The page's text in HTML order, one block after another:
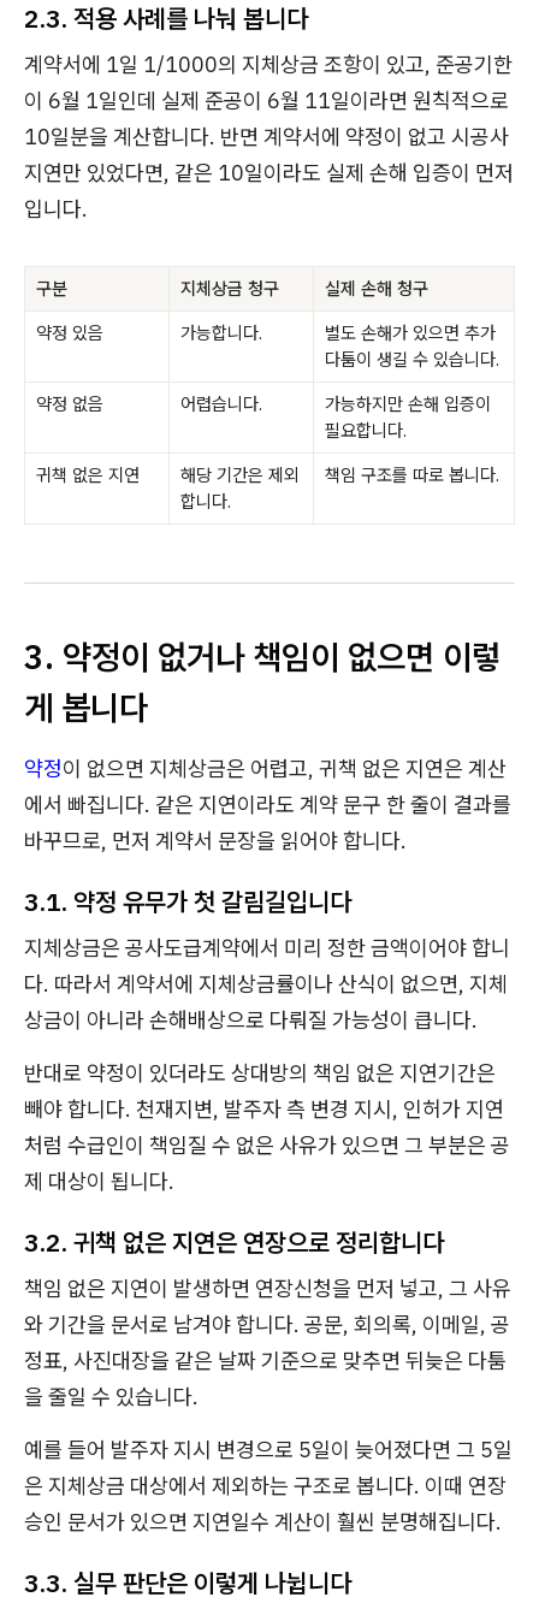
2.3. 적용 사례를 나눠 봅니다
계약서에 1일 1/1000의 지체상금 조항이 있고, 준공기한
이 6월 1일인데 실제 준공이 6월 11일이라면 원칙적으로
10일분을 계산합니다. 반면 계약서에 약정이 없고 시공사
지연만 있었다면, 같은 10일이라도 실제 손해 입증이 먼저
입니다.
구분 지체상금 청구
실제 손해 청구
약정 있음
가능합니다.
별도 손해가 있으면 추가
다툼이 생길 수 있습니다.
약정 없음
어렵습니다.
가능하지만 손해 입증이
필요합니다.
귀책 없은 지연
해당 기간은 제외
합니다.
책임 구조를 따로 봅니다.
3. 약정이 없거나 책임이 없으면 이렇
게 봅니다
약정이 없으면 지체상금은 어렵고, 귀책 없은 지연은 계산
에서 빠집니다. 같은 지연이라도 계약 문구 한 줄이 결과를
바꾸므로, 먼저 계약서 문장을 읽어야 합니다.
3.1. 약정 유무가 첫 갈림길입니다
지체상금은 공사도급계약에서 미리 정한 금액이어야 합니
다. 따라서 계약서에 지체상금률이나 산식이 없으면, 지체
상금이 아니라 손해배상으로 다뤄질 가능성이 큽니다.
반대로 약정이 있더라도 상대방의 책임 없은 지연기간은
빼야 합니다. 천재지변, 발주자 측 변경 지시, 인허가 지연
처럼 수급인이 책임질 수 없은 사유가 있으면 그 부분은 공
제 대상이 됩니다.
3.2. 귀책 없은 지연은 연장으로 정리합니다
책임 없은 지연이 발생하면 연장신청을 먼저 넣고, 그 사유
와 기간을 문서로 남겨야 합니다. 공문, 회의록, 이메일, 공
정표, 사진대장을 같은 날짜 기준으로 맞추면 뒤늦은 다툼
을 줄일 수 있습니다.
예를 들어 발주자 지시 변경으로 5일이 늦어졌다면 그 5일
은 지체상금 대상에서 제외하는 구조로 봅니다. 이때 연장
승인 문서가 있으면 지연일수 계산이 훨씬 분명해집니다.
3.3. 실무 판단은 이렇게 나뉩니다